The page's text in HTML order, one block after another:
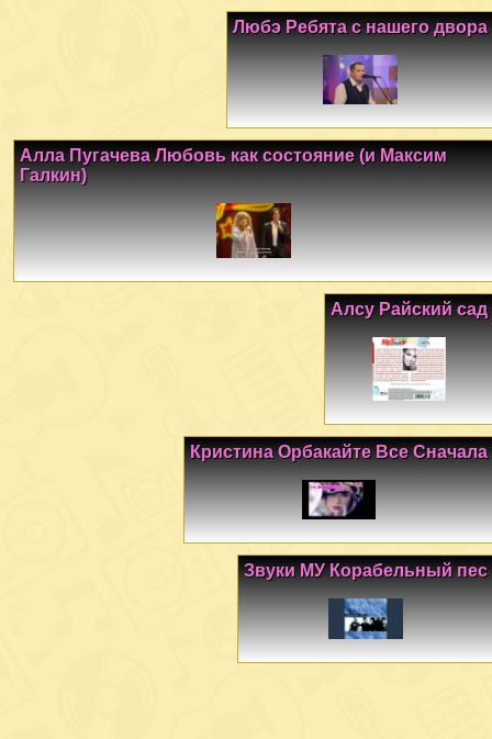
Любэ Ребята с нашего двора
Алла Пугачева Любовь как состояние (и Максим
Галкин)
Алсу Райский сад
Кристина Орбакайте Все Сначала
Звуки МУ Корабельный пес